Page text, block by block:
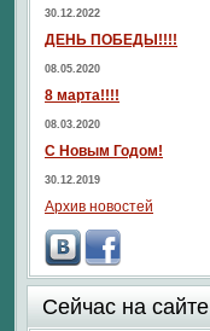
30.12.2022
ДЕНЬ ПОБЕДЫ!!!!
08.05.2020
8 марта!!!!
08.03.2020
С Новым Годом!
30.12.2019
Архив новостей
Сейчас на сайте